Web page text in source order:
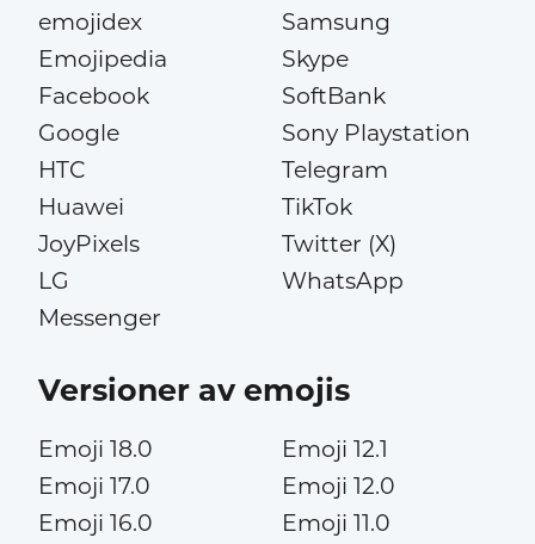
emojidex
Emojipedia
Facebook
Google
HTC
Huawei
JoyPixels
LG
Messenger
Samsung
Skype
SoftBank
Sony Playstation
Telegram
TikTok
Twitter (X)
WhatsApp
Versioner av emojis
Emoji 18.0
Emoji 17.0
Emoji 16.0
Emoji 12.1
Emoji 12.0
Emoji 11.0